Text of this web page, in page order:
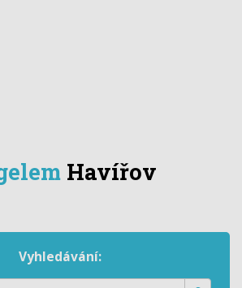
Havířov
Vyhledávání: